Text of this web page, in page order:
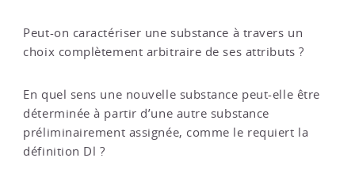
Peut-on caractériser une substance à travers un
choix complètement arbitraire de ses attributs ?
En quel sens une nouvelle substance peut-elle être
déterminée à partir d’une autre substance
préliminairement assignée, comme le requiert la
définition Dl ?